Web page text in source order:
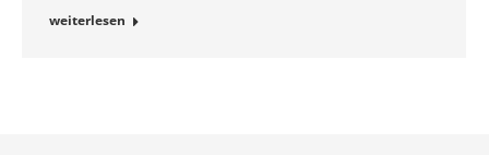
weiterlesen